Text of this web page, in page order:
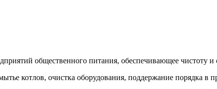
общественного питания, обеспечивающее чистоту
котлов, очистка оборудования, поддержание порядка в